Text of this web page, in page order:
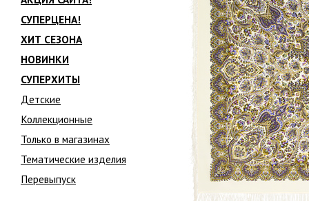
СУПЕРЦЕНА!
ХИТ СЕЗОНА
НОВИНКИ
СУПЕРХИТЫ
Детские
Коллекционные
Только в магазинах
Тематические изделия
Перевыпуск